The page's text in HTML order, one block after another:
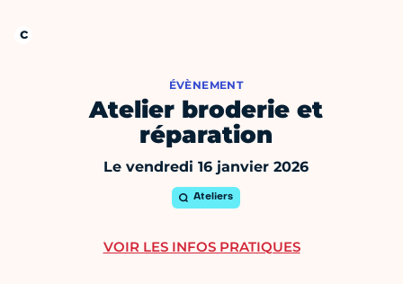
ÉVÈNEMENT
Atelier broderie et
réparation
Le vendredi 16 janvier 2026
Ateliers
VOIR LES INFOS PRATIQUES